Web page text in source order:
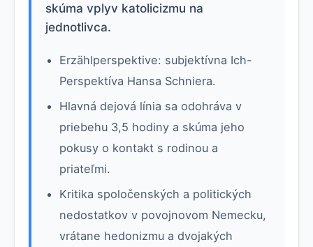
skúma vplyv katolicizmu na
jednotlivca.
Erzählperspektive: subjektívna Ich-
Perspektíva Hansa Schniera.
Hlavná dejová línia sa odohráva v
priebehu 3,5 hodiny a skúma jeho
pokusy o kontakt s rodinou a
priateľmi.
Kritika spoločenských a politických
nedostatkov v povojnovom Nemecku,
vrátane hedonizmu a dvojakých